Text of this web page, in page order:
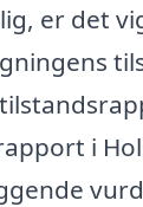
er det
i